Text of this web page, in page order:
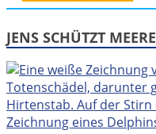
JENS SCHÜTZT MEERE